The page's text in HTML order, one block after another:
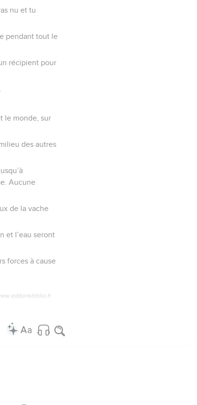
nu et tu
pendant tout le
récipient pour
le monde, sur
des autres
Aucune
de la vache
et l’eau seront
forces à cause